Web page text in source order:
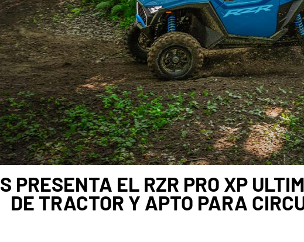
PRESENTA EL RZR PRO XP
DE TRACTOR Y APTO PARA